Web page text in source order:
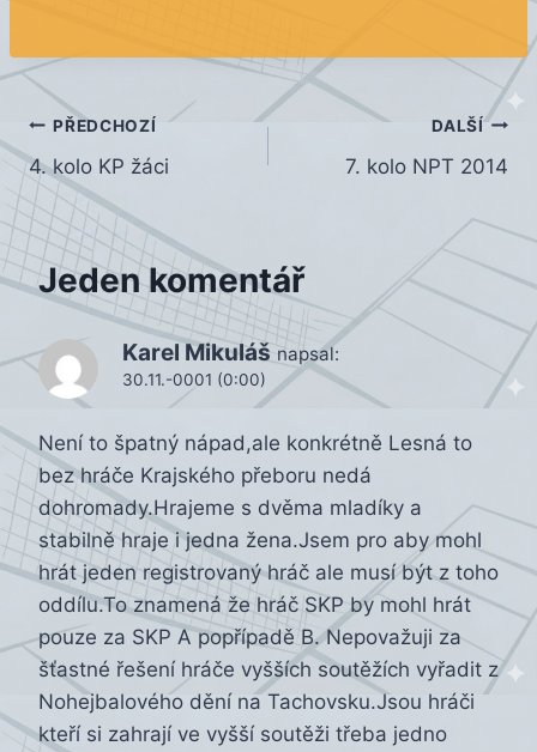
Navigace
pro
příspěvek
PŘEDCHOZÍ
4. kolo KP žáci
DALŠÍ
7. kolo NPT 2014
Jeden komentář
Karel Mikuláš napsal:
30.11.-0001 (0:00)
Není to špatný nápad,ale konkrétně Lesná to
bez hráče Krajského přeboru nedá
dohromady.Hrajeme s dvěma mladíky a
stabilně hraje i jedna žena.Jsem pro aby mohl
hrát jeden registrovaný hráč ale musí být z toho
oddílu.To znamená že hráč SKP by mohl hrát
pouze za SKP A popřípadě B. Nepovažuji za
šťastné řešení hráče vyšších soutěžích vyřadit z
Nohejbalového dění na Tachovsku.Jsou hráči
kteří si zahrají ve vyšší soutěži třeba jedno